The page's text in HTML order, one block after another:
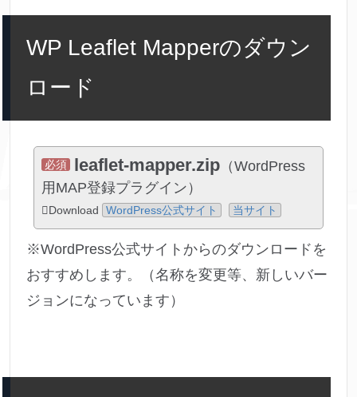
WP Leaflet Mapperのダウン
ロード
必須 leaflet-mapper.zip （WordPress
用MAP登録プラグイン）
Download WordPress公式サイト 当サイト
※WordPress公式サイトからのダウンロードを
おすすめします。（名称を変更等、新しいバー
ジョンになっています）